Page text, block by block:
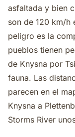
asfaltada y bien
son de 120 km/h
peligro es la
pueblos tienen
de Knysna por
fauna. Las
parecen en el
Knysna a
Storms River